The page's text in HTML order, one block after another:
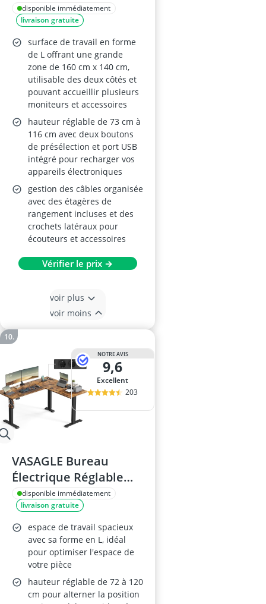
hauteur, moteur
unique, 3 pieds,
Marron, 160 x 140 cm
disponible immédiatement
livraison gratuite
surface de travail en forme
de L offrant une grande
zone de 160 cm x 140 cm,
utilisable des deux côtés et
pouvant accueillir plusieurs
moniteurs et accessoires
hauteur réglable de 73 cm à
116 cm avec deux boutons
de présélection et port USB
intégré pour recharger vos
appareils électroniques
gestion des câbles organisée
avec des étagères de
rangement incluses et des
crochets latéraux pour
écouteurs et accessoires
Vérifier le prix →
voir plus
voir moins
NOTRE AVIS
9,6
Excellent
203
VASAGLE Bureau
Électrique Réglable
LSD264K01, Marron et
Noir
disponible immédiatement
livraison gratuite
espace de travail spacieux
avec sa forme en L, idéal
pour optimiser l'espace de
votre pièce
hauteur réglable de 72 à 120
cm pour alterner la position